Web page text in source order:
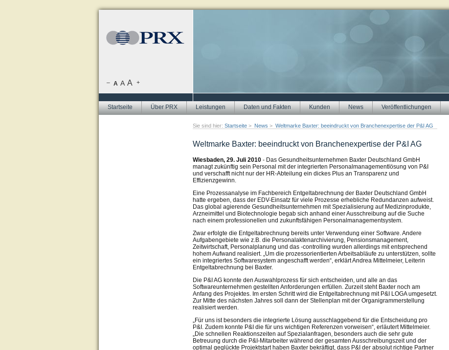
Startseite Über PRX Leistungen Daten und Fakten Kunden News Veröffentlichungen
Sie sind hier: Startseite > News > Weltmarke Baxter: beeindruckt von Branchenexpertise der P&I AG
Weltmarke Baxter: beeindruckt von Branchenexpertise der P&I AG
Wiesbaden, 29. Juli 2010 - Das Gesundheitsunternehmen Baxter Deutschland GmbH
managt zukünftig sein Personal mit der integrierten Personalmanagementlösung von P&I
und verschafft nicht nur der HR-Abteilung ein dickes Plus an Transparenz und
Effizienzgewinn.
Eine Prozessanalyse im Fachbereich Entgeltabrechnung der Baxter Deutschland GmbH
hatte ergeben, dass der EDV-Einsatz für viele Prozesse erhebliche Redundanzen aufweist.
Das global agierende Gesundheitsunternehmen mit Spezialisierung auf Medizinprodukte,
Arzneimittel und Biotechnologie begab sich anhand einer Ausschreibung auf die Suche
nach einem professionellen und zukunftsfähigen Personalmanagementsystem.
Zwar erfolgte die Entgeltabrechnung bereits unter Verwendung einer Software. Andere
Aufgabengebiete wie z.B. die Personalaktenarchivierung, Pensionsmanagement,
Zeitwirtschaft, Personalplanung und das -controlling wurden allerdings mit entsprechend
hohem Aufwand realisiert. „Um die prozessorientierten Arbeitsabläufe zu unterstützen, sollte
ein integriertes Softwaresystem angeschafft werden“, erklärt Andrea Mittelmeier, Leiterin
Entgeltabrechnung bei Baxter.
Die P&I AG konnte den Auswahlprozess für sich entscheiden, und alle an das
Softwareunternehmen gestellten Anforderungen erfüllen. Zurzeit steht Baxter noch am
Anfang des Projektes. Im ersten Schritt wird die Entgeltabrechnung mit P&I LOGA umgesetzt.
Zur Mitte des nächsten Jahres soll dann der Stellenplan mit der Organigrammerstellung
realisiert werden.
„Für uns ist besonders die integrierte Lösung ausschlaggebend für die Entscheidung pro
P&I. Zudem konnte P&I die für uns wichtigen Referenzen vorweisen“, erläutert Mittelmeier.
„Die schnellen Reaktionszeiten auf Spezialanfragen, besonders auch die sehr gute
Betreuung durch die P&I-Mitarbeiter während der gesamten Ausschreibungszeit und der
optimal geglückte Projektstart haben Baxter bekräftigt, dass P&I der absolut richtige Partner
– A A A +